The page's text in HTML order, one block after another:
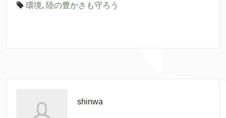
環境, 陸の豊かさも守ろう
shinwa